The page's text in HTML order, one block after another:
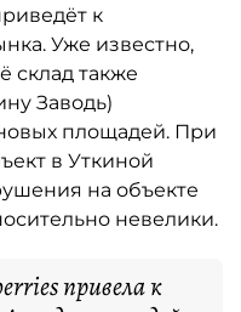
к
Уже известно,
склад также
Заводь)
площадей. При
в Уткиной
на объекте
невелики.
привела к